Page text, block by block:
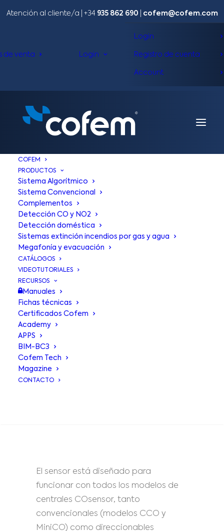
Atención al cliente/a​ | +34 935 862 690 cofem@cofem.com
de venta Login
Login
Registro de cuenta
Account
COFEM
PRODUCTOS
Sistema Algorítmico
Sistema Convencional
Complementos
Detección CO y NO2
Detección doméstica
Sistemas extinción incendios por gas y agua
Megafonía y evacuación
CATÁLOGOS
VIDEOTUTORIALES
RECURSOS
Manuales
Fichas técnicas
Certificados Cofem
Academy
APPS
BIM-BC3
Cofem Tech
Magazine
CONTACTO
Sensor central
CO ZCO
El sensor está diseñado para
funcionar con todos los modelos de
centrales COsensor, tanto
convencionales (modelos CCO y
MiniCO) como direccionables